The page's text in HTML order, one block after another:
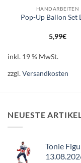
HANDARBEITEN
Pop-Up Ballon Set
5,99€
inkl. 19 % MwSt.
zzgl.Versandkosten
NEUESTE
Tonie